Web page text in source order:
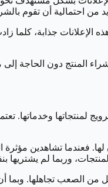
من احتمالية أن تقوم
الاجتماعي. وكلما كانت هذه
المنتج دون الحاجة
لمنتجاتها وخدماتها.
فعندما تشاهدين مؤثرة
وربما لم يشتريها
الصعب تجاهلها. وبما